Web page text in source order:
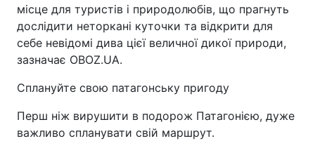
місце для туристів і природолюбів, що прагнуть
дослідити неторкані куточки та відкрити для
себе невідомі дива цієї величної дикої природи,
зазначає OBOZ.UA.
Сплануйте свою патагонську пригоду
Перш ніж вирушити в подорож Патагонією, дуже
важливо спланувати свій маршрут.